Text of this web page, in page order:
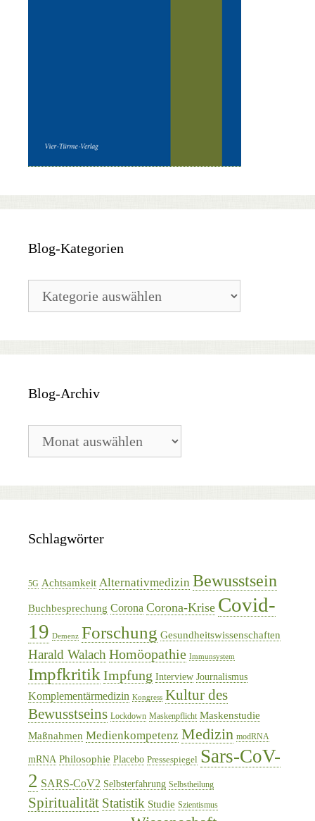
Blog-Kategorien
Kategorien
Blog-Archiv
Archiv
Schlagwörter
5G Achtsamkeit Alternativmedizin Bewusstsein
Buchbesprechung Corona Corona-Krise Covid-
19 Demenz Forschung Gesundheitswissenschaften
Harald Walach Homöopathie Immunsystem
Impfkritik Impfung Interview Journalismus
Komplementärmedizin Kongress Kultur des
Bewusstseins Lockdown Maskenpflicht Maskenstudie
Maßnahmen Medienkompetenz Medizin modRNA
mRNA Philosophie Placebo Pressespiegel Sars-CoV-
2 SARS-CoV2 Selbsterfahrung Selbstheilung
Spiritualität Statistik Studie Szientismus